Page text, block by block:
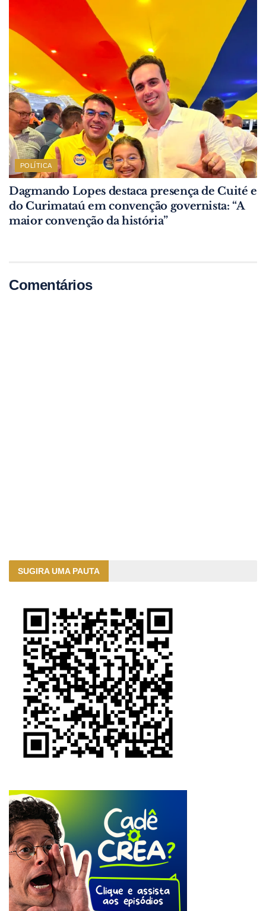
POLÍTICA
Dagmando Lopes destaca presença de Cuité e
do Curimataú em convenção governista: “A
maior convenção da história”
Comentários
SUGIRA UMA PAUTA